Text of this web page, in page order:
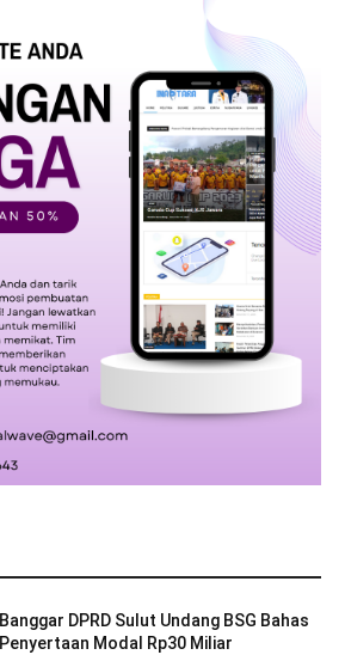
Banggar DPRD Sulut Undang BSG Bahas
Penyertaan Modal Rp30 Miliar